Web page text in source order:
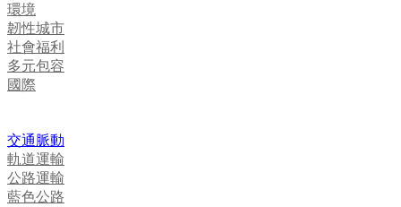
環境
韌性城市
社會福利
多元包容
國際
交通脈動
軌道運輸
公路運輸
藍色公路